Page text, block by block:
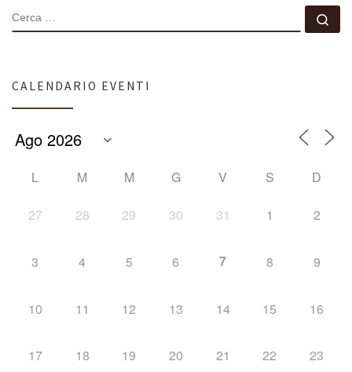
CERCA
CALENDARIO EVENTI
L M M G V S D
27 28 29 30 31 1 2
3 4 5 6 7 8 9
10 11 12 13 14 15 16
17 18 19 20 21 22 23